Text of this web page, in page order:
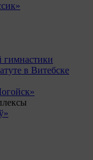
гимнастики
в Витебске